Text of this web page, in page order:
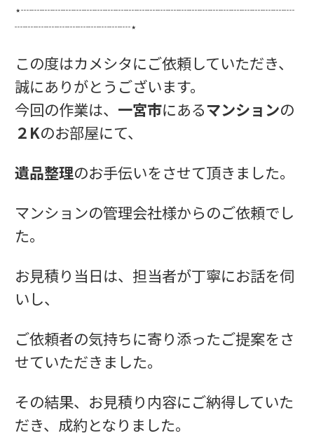
⋆┈┈┈┈┈┈┈┈┈┈┈┈┈┈┈┈┈┈┈┈┈┈┈┈┈┈
┈┈┈┈┈┈┈┈┈┈┈⋆
この度はカメシタにご依頼していただき、
誠にありがとうございます。
今回の作業は、 一宮市にあるマンションの
２Kのお部屋にて、
遺品整理のお手伝いをさせて頂きました。
マンションの管理会社様からのご依頼でし
た。
お見積り当日は、担当者が丁寧にお話を伺
いし、
ご依頼者の気持ちに寄り添ったご提案をさ
せていただきました。
その結果、お見積り内容にご納得していた
だき、成約となりました。